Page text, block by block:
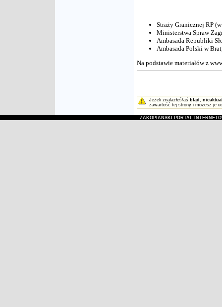
Straży Granicznej RP
Ministerstwa Spraw
Ambasada Republiki
Ambasada Polski w
Na podstawie materiałów z
Jeżeli znalazłeś/aś błąd ,
zawartość tej strony i możesz je
ZAKOPIAŃSKI PORTAL